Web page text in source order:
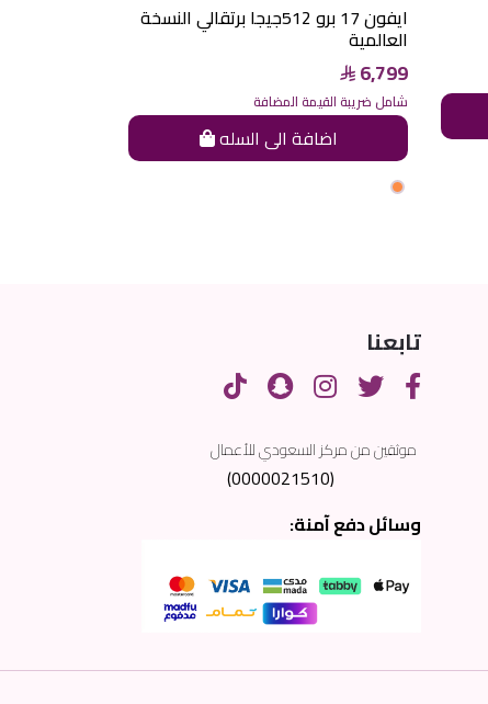
ايفون 17 برو 512جيجا برتقالي النسخة
العالمية
6,799
شامل ضريبة القيمة المضافة
اضافة الى السله
تابعنا
موثقين من مركز السعودي للأعمال
(0000021510)
وسائل دفع آمنة: